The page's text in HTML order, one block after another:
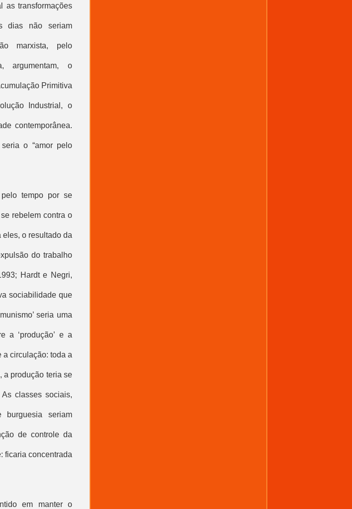
as transformações
dias não seriam
marxista, pelo
argumentam, o
Primitiva
Industrial, o
contemporânea.
o “amor pelo
tempo por se
rebelem contra o
o resultado da
do trabalho
Hardt e Negri,
sociabilidade que
seria uma
a ‘produção’ e a
a circulação: toda a
a produção teria se
As classes sociais,
burguesia seriam
de controle da
ficaria concentrada
em manter o